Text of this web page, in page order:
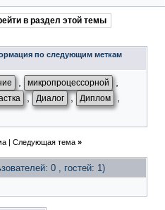
в раздел этой темы
по следующим меткам
микропроцессорной
, Диалог , Диплом
| Следующая тема »
0 , гостей: 1)